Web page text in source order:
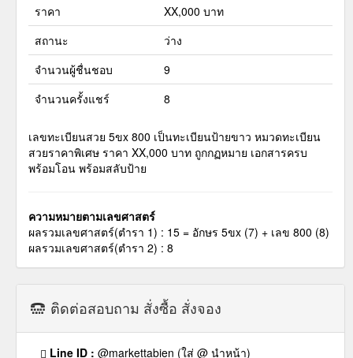
ราคา
XX,000 บาท
สถานะ
ว่าง
จำนวนผู้ชื่นชอบ
9
จำนวนครั้งแชร์
8
เลขทะเบียนสวย 5ขx 800 เป็นทะเบียนป้ายขาว หมวดทะเบียน
สวยราคาพิเศษ ราคา XX,000 บาท ถูกกฏหมาย เอกสารครบ
พร้อมโอน พร้อมสลับป้าย
ความหมายตามเลขศาสตร์
ผลรวมเลขศาสตร์(ตำรา 1) : 15 = อักษร 5ขx (7) + เลข 800 (8)
ผลรวมเลขศาสตร์(ตำรา 2) : 8
ติดต่อสอบถาม สั่งซื้อ สั่งจอง
Line ID : @markettabien (ใส่ @ นำหน้า)